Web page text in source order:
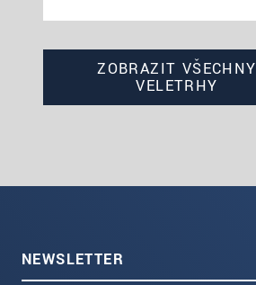
ZOBRAZIT VŠECHNY
VELETRHY
NEWSLETTER